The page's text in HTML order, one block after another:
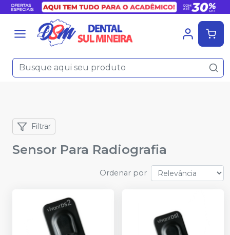
Filtrar
Sensor Para Radiografia
Ordenar por